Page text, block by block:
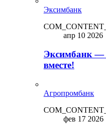
Эксимбанк
апр 10 2026
Эксимбанк —
вместе!
Агропромбанк
фев 17 2026